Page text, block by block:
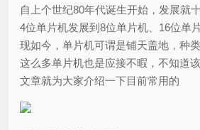
自上个世纪80年代诞生开始，发展就
4位单片机发展到8位单片机、16位单
现如今，单片机可谓是铺天盖地，种
这么多单片机也是应接不暇，不知道
文章就为大家介绍一下目前常用的